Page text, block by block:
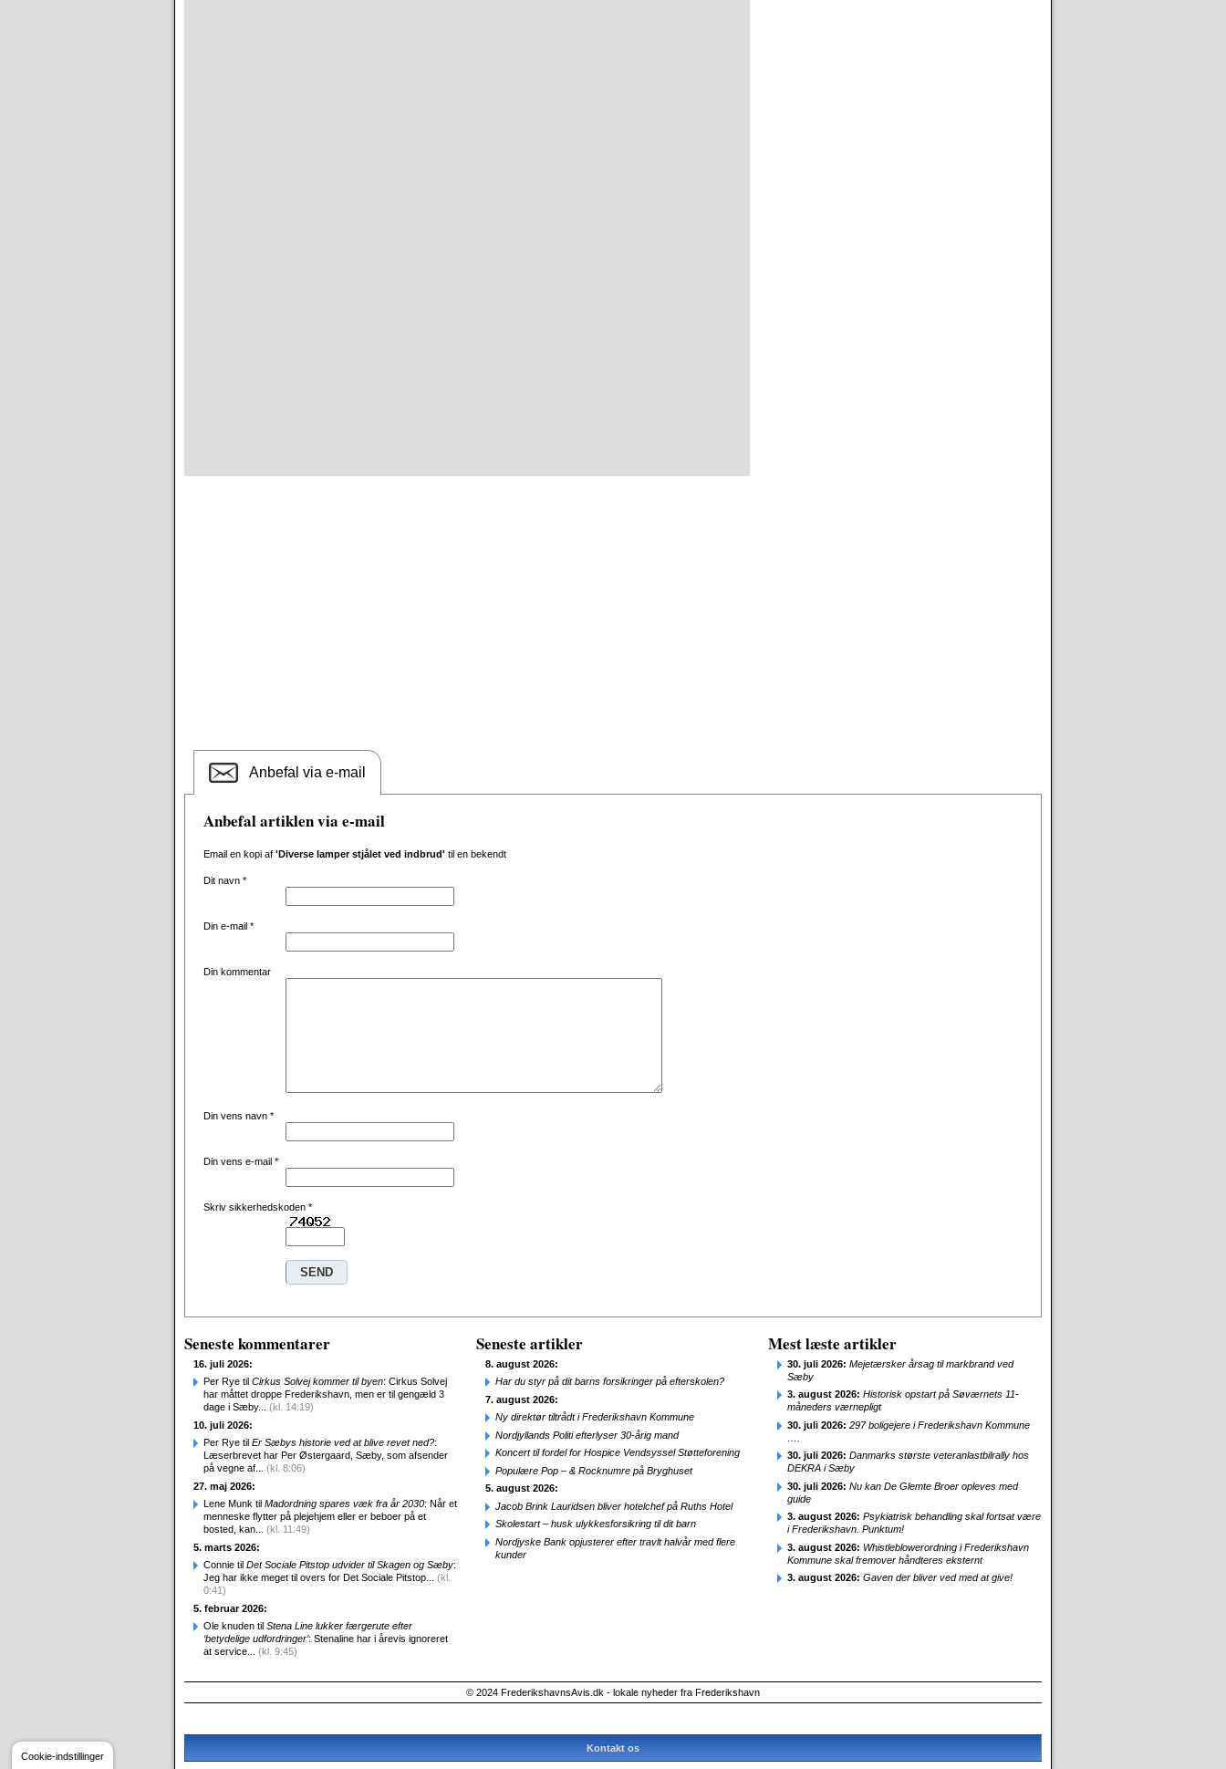
Anbefal via e-mail
Anbefal artiklen via e-mail
Email en kopi af 'Diverse lamper stjålet ved indbrud' til en bekendt
Dit navn *
Din e-mail *
Din kommentar
Din vens navn *
Din vens e-mail *
Skriv sikkerhedskoden *
Seneste kommentarer
16. juli 2026:
Per Rye til Cirkus Solvej kommer til byen: Cirkus Solvej
har måttet droppe Frederikshavn, men er til gengæld 3
dage i Sæby... (kl. 14:19)
10. juli 2026:
Per Rye til Er Sæbys historie ved at blive revet ned?:
Læserbrevet har Per Østergaard, Sæby, som afsender
på vegne af... (kl. 8:06)
27. maj 2026:
Lene Munk til Madordning spares væk fra år 2030: Når et
menneske flytter på plejehjem eller er beboer på et
bosted, kan... (kl. 11:49)
5. marts 2026:
Connie til Det Sociale Pitstop udvider til Skagen og Sæby:
Jeg har ikke meget til overs for Det Sociale Pitstop... (kl.
0:41)
5. februar 2026:
Ole knuden til Stena Line lukker færgerute efter
‘betydelige udfordringer’: Stenaline har i årevis ignoreret
at service... (kl. 9:45)
Seneste artikler
8. august 2026:
Har du styr på dit barns forsikringer på efterskolen?
7. august 2026:
Ny direktør tiltrådt i Frederikshavn Kommune
Nordjyllands Politi efterlyser 30-årig mand
Koncert til fordel for Hospice Vendsyssel Støtteforening
Populære Pop – & Rocknumre på Bryghuset
5. august 2026:
Jacob Brink Lauridsen bliver hotelchef på Ruths Hotel
Skolestart – husk ulykkesforsikring til dit barn
Nordjyske Bank opjusterer efter travlt halvår med flere
kunder
Mest læste artikler
30. juli 2026: Mejetærsker årsag til markbrand ved
Sæby
3. august 2026: Historisk opstart på Søværnets 11-
måneders værnepligt
30. juli 2026: 297 boligejere i Frederikshavn Kommune
….
30. juli 2026: Danmarks største veteranlastbilrally hos
DEKRA i Sæby
30. juli 2026: Nu kan De Glemte Broer opleves med
guide
3. august 2026: Psykiatrisk behandling skal fortsat være
i Frederikshavn. Punktum!
3. august 2026: Whistleblowerordning i Frederikshavn
Kommune skal fremover håndteres eksternt
3. august 2026: Gaven der bliver ved med at give!
© 2024 FrederikshavnsAvis.dk - lokale nyheder fra Frederikshavn
Kontakt os
Cookie-indstillinger